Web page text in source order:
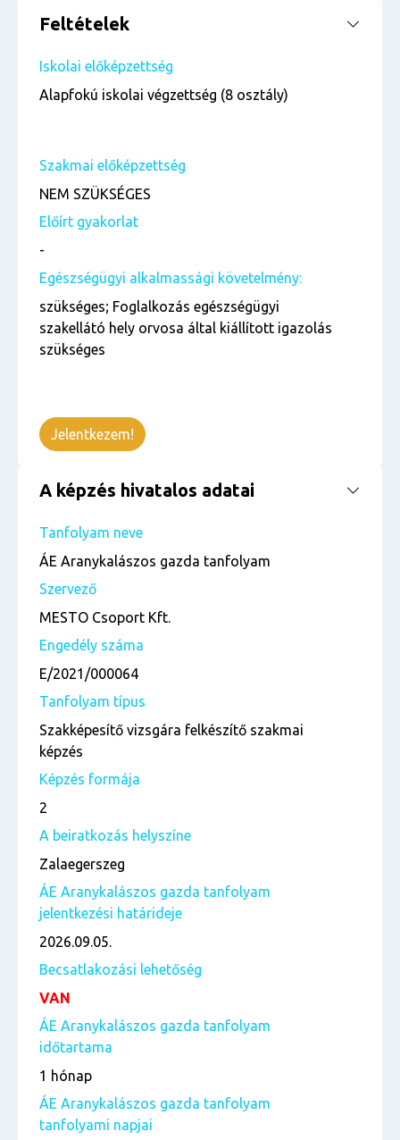
Feltételek
Iskolai előképzettség
Alapfokú iskolai végzettség (8 osztály)
Szakmai előképzettség
NEM SZÜKSÉGES
Előírt gyakorlat
-
Egészségügyi alkalmassági követelmény:
szükséges; Foglalkozás egészségügyi
szakellátó hely orvosa által kiállított igazolás
szükséges
Jelentkezem!
A képzés hivatalos adatai
Tanfolyam neve
ÁE Aranykalászos gazda tanfolyam
Szervező
MESTO Csoport Kft.
Engedély száma
E/2021/000064
Tanfolyam típus
Szakképesítő vizsgára felkészítő szakmai
képzés
Képzés formája
2
A beiratkozás helyszíne
Zalaegerszeg
ÁE Aranykalászos gazda tanfolyam
jelentkezési határideje
2026.09.05.
Becsatlakozási lehetőség
VAN
ÁE Aranykalászos gazda tanfolyam
időtartama
1 hónap
ÁE Aranykalászos gazda tanfolyam
tanfolyami napjai